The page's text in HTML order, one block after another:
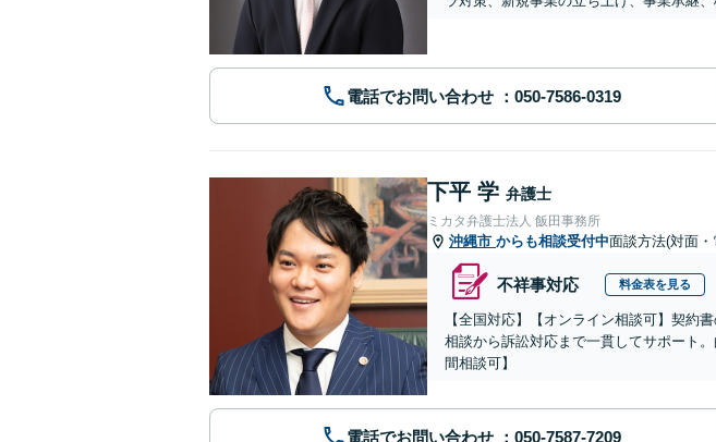
電話でお問い合わせ
下平 学 弁護士
ミカタ弁護士法人 飯田事務所
沖縄市 からも相談受付中面談方法(対面
不祥事対応 料金表を見る
【全国対応】【オンライン相談可】契約
相談から訴訟対応まで一貫してサポート
間相談可】
電話でお問い合わせ